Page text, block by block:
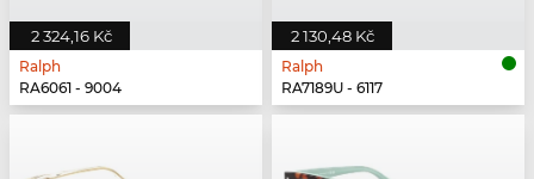
2 324,16 Kč
Ralph
RA6061 - 9004
2 130,48 Kč
Ralph
RA7189U - 6117